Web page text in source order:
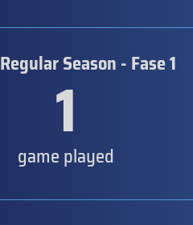
Regular Season - Fase 1
1
game played